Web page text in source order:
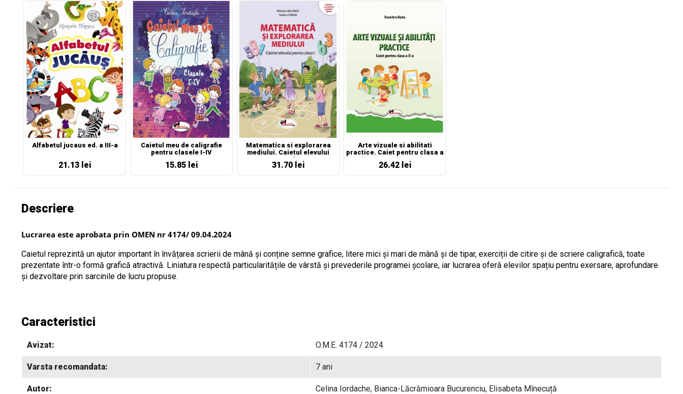
Alfabetul jucaus ed. a III-a
21.13 lei
Caietul meu de caligrafie
pentru clasele I-IV
15.85 lei
Matematica si explorarea
mediului. Caietul elevului
pentru clasa I
31.70 lei
Arte vizuale si abilitati
practice. Caiet pentru clasa a
26.42 lei
Descriere
Lucrarea este aprobata prin OMEN nr 4174/ 09.04.2024
Caietul reprezintă un ajutor important în învățarea scrierii de mână și conține semne grafice, litere mici și mari de mână și de tipar, exerciții de citire și de scriere caligrafică, toate
prezentate într-o formă grafică atractivă. Liniatura respectă particularitățile de vârstă și prevederile programei școlare, iar lucrarea oferă elevilor spațiu pentru exersare, aprofundare
și dezvoltare prin sarcinile de lucru propuse.
Caracteristici
Avizat: O.M.E. 4174 / 2024
Varsta recomandata: 7 ani
Autor: Celina Iordache, Bianca-Lăcrămioara Bucurenciu, Elisabeta Mînecuță